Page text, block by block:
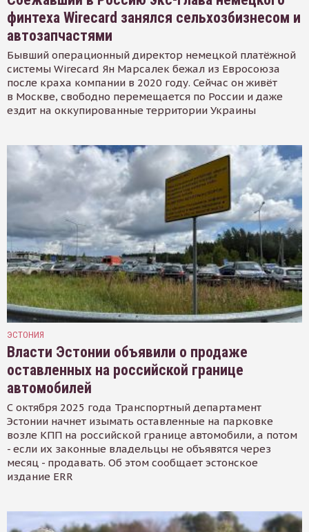
финтеха Wirecard занялся сельхозбизнесом и
автозапчастями
Бывший операционный директор немецкой платёжной
системы Wirecard Ян Марсалек бежал из Евросоюза
после краха компании в 2020 году. Сейчас он живёт
в Москве, свободно перемещается по России и даже
ездит на оккупированные территории Украины
ЭСТОНИЯ
Власти Эстонии объявили о продаже
оставленных на российской границе
автомобилей
С октября 2025 года Транспортный департамент
Эстонии начнет изымать оставленные на парковке
возле КПП на российской границе автомобили, а потом
- если их законные владельцы не объявятся через
месяц - продавать. Об этом сообщает эстонское
издание ERR